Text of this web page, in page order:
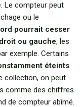
Le compteur peut
ou le
pourrait cesser
ou gauche, les
exemple. Certains
éteints
collection, on peut
comme des chiffres
de compteur abîmé.